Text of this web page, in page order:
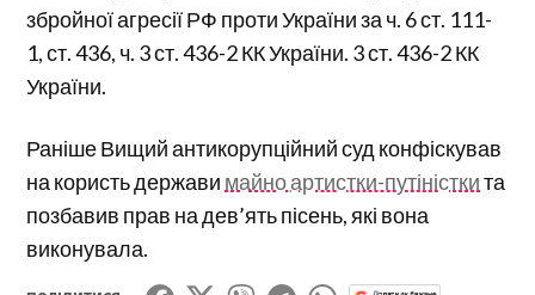
збройної агресії РФ проти України за ч. 6 ст. 111-
1, ст. 436, ч. 3 ст. 436-2 КК України. 3 ст. 436-2 КК
України.
Раніше Вищий антикорупційний суд конфіскував
на користь держави майно артистки-путіністкита
позбавив прав на дев’ять пісень, які вона
виконувала.